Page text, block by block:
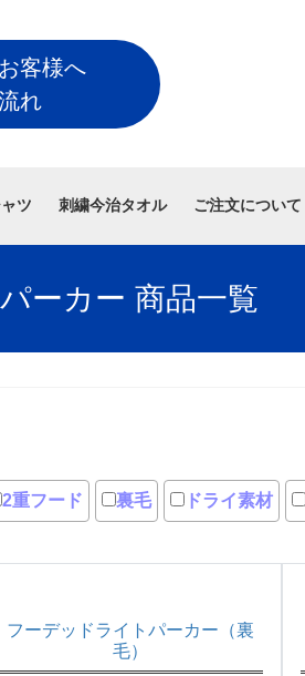
客様へ
れ
ツ 刺繍今治タオル ご注文について
ーカー 商品一覧
2重フード 裏毛 ドライ素材
フーデッドライトパーカー（裏
毛）